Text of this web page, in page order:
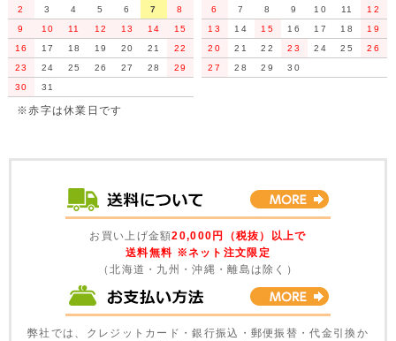
2
3 4 5 6 7
8
9
10 11 12 13 14
15
16
17 18 19 20 21
22
23
24 25 26 27 28
29
30
31
6
7 8 9 10 11
12
13
14 15 16 17 18
19
20
21 22 23 24 25
26
27
28 29 30
※赤字は休業日です
お買い上げ金額20,000円（税抜）以上で
送料無料 ※ネット注文限定
（北海道・九州・沖縄・離島は除く）
弊社では、クレジットカード・銀行振込・郵便振替・代金引換か